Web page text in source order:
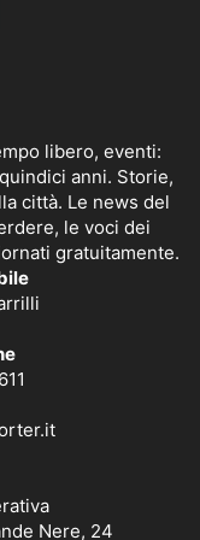
libero, eventi:
anni. Storie,
città. Le news del
le voci dei
gratuitamente.
Nere, 24